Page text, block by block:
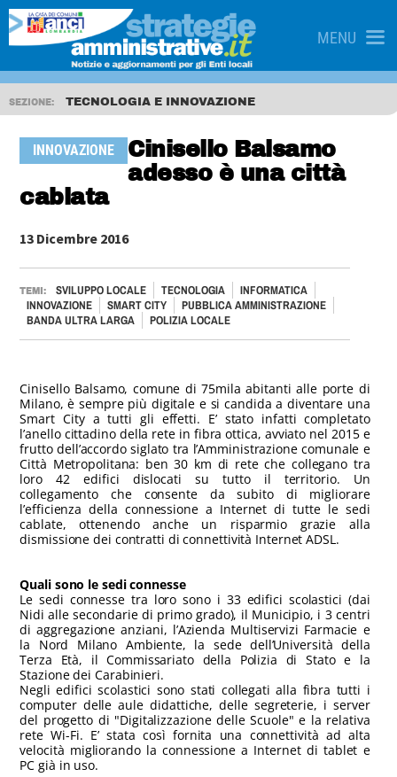
MENU
SEZIONE: TECNOLOGIA E INNOVAZIONE
INNOVAZIONE
Cinisello Balsamo
adesso è una città
cablata
13 Dicembre 2016
TEMI: SVILUPPO LOCALE TECNOLOGIA
INFORMATICA
INNOVAZIONE
SMART CITY
PUBBLICA AMMINISTRAZIONE
BANDA ULTRA LARGA
POLIZIA LOCALE
Cinisello Balsamo, comune di 75mila abitanti alle porte di
Milano, è sempre più digitale e si candida a diventare una
Smart City a tutti gli effetti. E’ stato infatti completato
l’anello cittadino della rete in fibra ottica, avviato nel 2015 e
frutto dell’accordo siglato tra l’Amministrazione comunale e
Città Metropolitana: ben 30 km di rete che collegano tra
loro 42 edifici dislocati su tutto il territorio. Un
collegamento che consente da subito di migliorare
l’efficienza della connessione a Internet di tutte le sedi
cablate, ottenendo anche un risparmio grazie alla
dismissione dei contratti di connettività Internet ADSL.
Quali sono le sedi connesse
Le sedi connesse tra loro sono i 33 edifici scolastici (dai
Nidi alle secondarie di primo grado), il Municipio, i 3 centri
di aggregazione anziani, l’Azienda Multiservizi Farmacie e
la Nord Milano Ambiente, la sede dell’Università della
Terza Età, il Commissariato della Polizia di Stato e la
Stazione dei Carabinieri.
Negli edifici scolastici sono stati collegati alla fibra tutti i
computer delle aule didattiche, delle segreterie, i server
del progetto di "Digitalizzazione delle Scuole" e la relativa
rete Wi-Fi. E’ stata così fornita una connettività ad alta
velocità migliorando la connessione a Internet di tablet e
PC già in uso.